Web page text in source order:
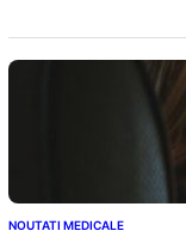
NOUTATI MEDICALE